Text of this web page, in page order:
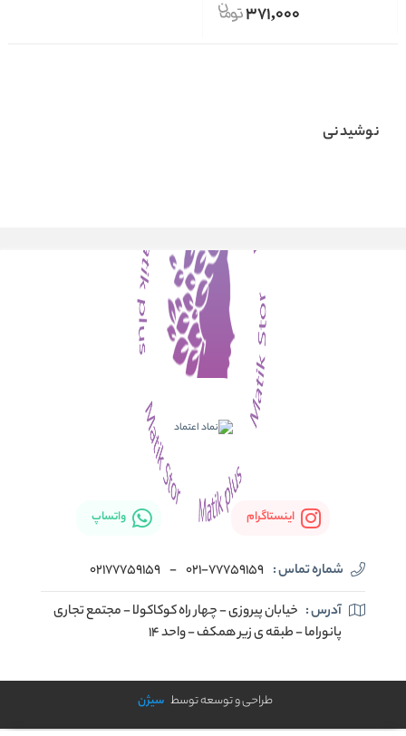
371,000
نوشیدنی
اینستاگرام واتساپ
شماره تماس : 021-77759159
-
02177759159
آدرس : خیابان پیروزی - چهار راه کوکاکولا - مجتمع تجاری
پانوراما - طبقه ی زیر همکف - واحد 14
طراحی و توسعه توسط سیژن